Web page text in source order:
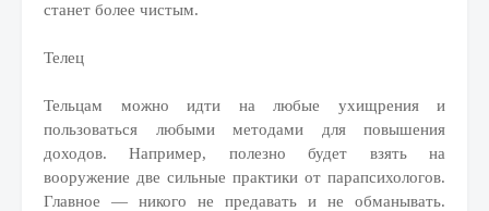
станет более чистым.
Телец
Тельцам можно идти на любые ухищрения и
пользоваться любыми методами для повышения
доходов. Например, полезно будет взять на
вооружение две сильные практики от парапсихологов.
Главное — никого не предавать и не обманывать.